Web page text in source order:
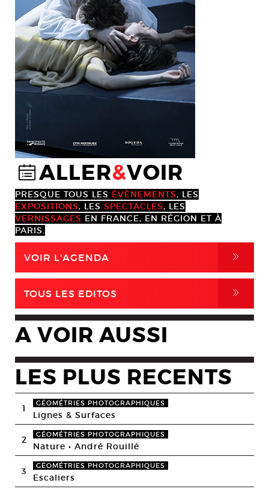
@ALLER&VOIR
PRESQUE TOUS LES ÉVÈNEMENTS, LES
EXPOSITIONS, LES SPECTACLES, LES
VERNISSAGES EN FRANCE, EN RÉGION ET À
PARIS.
VOIR L'AGENDA ,
TOUS LES EDITOS ,
A VOIR AUSSI
LES PLUS RECENTS
1 GÉOMÉTRIES PHOTOGRAPHIQUES
Lignes & Surfaces
2 GÉOMÉTRIES PHOTOGRAPHIQUES
Nature • André Rouillé
3 GÉOMÉTRIES PHOTOGRAPHIQUES
Escaliers